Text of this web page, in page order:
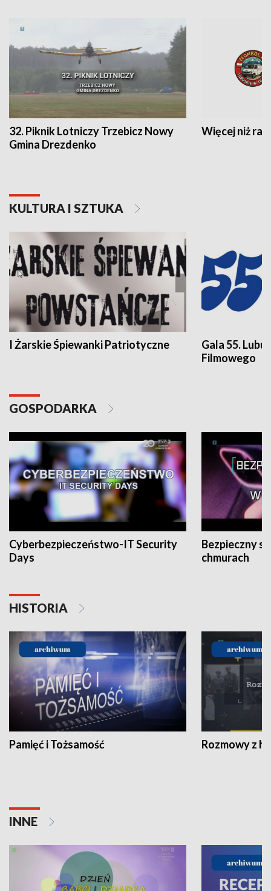
32. Piknik Lotniczy Trzebicz Nowy
Gmina Drezdenko
Więcej niż rajd
KULTURA I SZTUKA
I Żarskie Śpiewanki Patriotyczne
Gala 55.
Filmowego
GOSPODARKA
Cyberbezpieczeństwo-IT Security
Days
Bezpieczny
chmurach
HISTORIA
Pamięć i Tożsamość Rozmowy z
INNE